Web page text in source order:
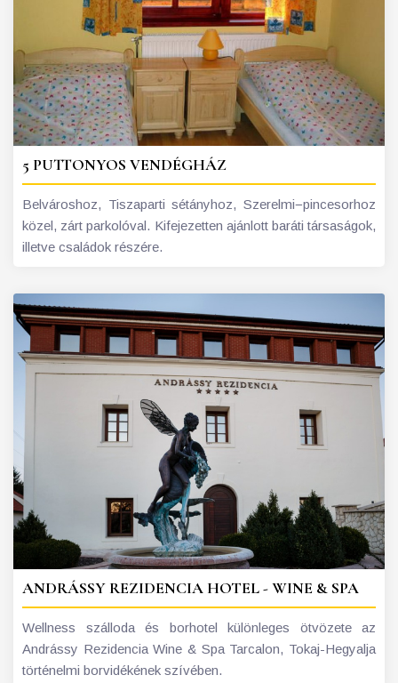
5 PUTTONYOS VENDÉGHÁZ
Belvároshoz, Tiszaparti sétányhoz, Szerelmi−pincesorhoz
közel, zárt parkolóval. Kifejezetten ajánlott baráti társaságok,
illetve családok részére.
ANDRÁSSY REZIDENCIA HOTEL - WINE & SPA
Wellness szálloda és borhotel különleges ötvözete az
Andrássy Rezidencia Wine & Spa Tarcalon, Tokaj-Hegyalja
történelmi borvidékének szívében.